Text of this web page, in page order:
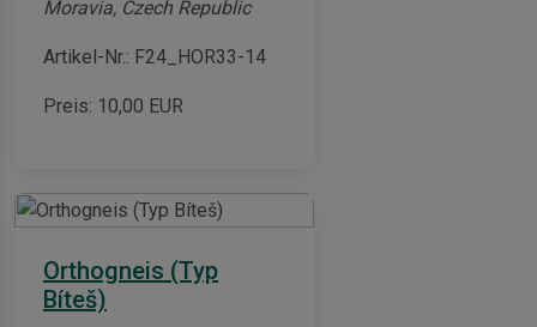
Moravia, Czech Republic
Artikel-Nr.: F24_HOR33-14
Preis: 10,00 EUR
Orthogneis (Typ
Bíteš)